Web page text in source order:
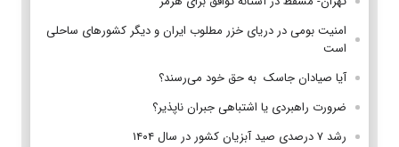
امنیت بومی در دریای خزر مطلوب ایران و دیگر کشورهای ساحلی
است
آیا صیادان جاسک به حق خود می‌رسند؟
ضرورت راهبردی یا اشتباهی جبران ناپذیر؟
رشد ۷ درصدی صید آبزیان کشور در سال ۱۴۰۴